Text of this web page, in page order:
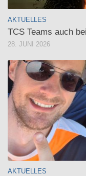
AKTUELLES
TCS Teams auch
28. JUNI 2026
AKTUELLES